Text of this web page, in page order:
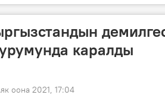
карыз
каралды
оона 2021, 17:04